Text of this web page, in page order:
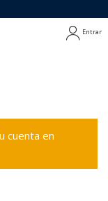
Entrar
cuenta en